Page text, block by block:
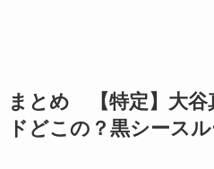
まとめ 【特定】大谷
ドどこの？黒シース